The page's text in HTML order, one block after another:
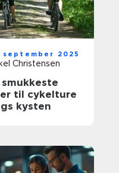
september 2025
Christensen
smukkeste
til cykelture
kysten